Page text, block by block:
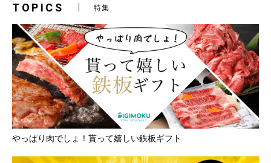
TOPICS 特集
やっぱり肉でしょ！貰って嬉しい鉄板ギフト